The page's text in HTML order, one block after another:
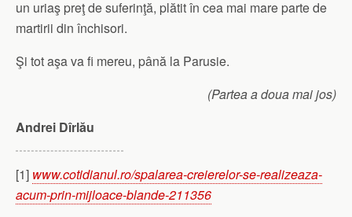
un uriaş preţ de suferinţă, plătit în cea mai mare parte de
martirii din închisori.
Şi tot aşa va fi mereu, până la Parusie.
(Partea a doua mai jos)
Andrei Dîrlău
[1] www.cotidianul.ro/spalarea-creierelor-se-realizeaza-
acum-prin-mijloace-blande-211356